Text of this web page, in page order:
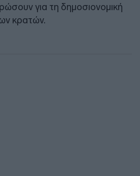
για τη δημοσιονομική
κρατών.